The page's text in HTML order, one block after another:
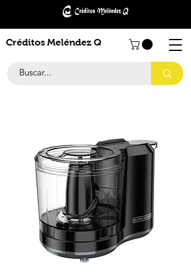
Créditos Meléndez Q